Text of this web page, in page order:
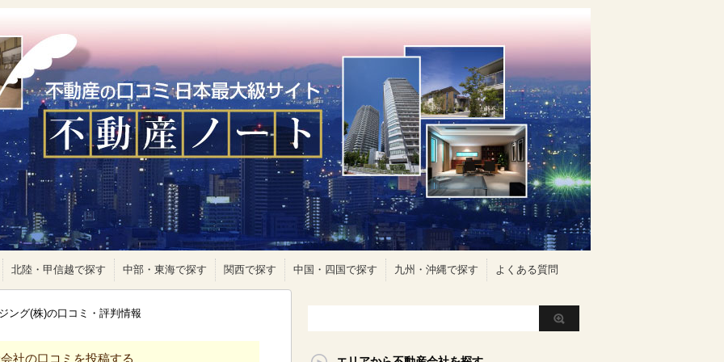
北陸・甲信越で探す 中部・東海で探す 関西で探す 中国・四国で探す 九州・沖縄で探す よくある質問
ング(株)の口コミ・評判情報
社の口コミを投稿する